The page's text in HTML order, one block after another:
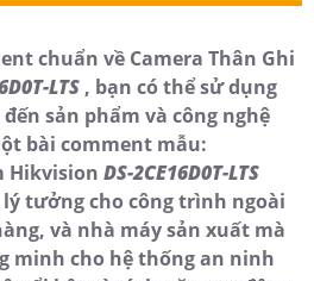
chuẩn về Camera Thân Ghi
LTS , bạn có thể sử dụng
sản phẩm và công nghệ
bài comment mẫu:
Hikvision DS-2CE16D0T-LTS
tưởng cho công trình ngoài
và nhà máy sản xuất mà
minh cho hệ thống an ninh